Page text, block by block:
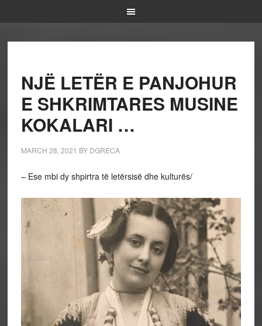
NJË LETËR E PANJOHUR
E SHKRIMTARES MUSINE
KOKALARI …
MARCH 28, 2021 BY DGRECA
– Ese mbi dy shpirtra të letërsisë dhe kulturës/